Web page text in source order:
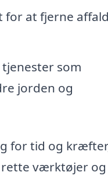
at fjerne
som
jorden og
for tid og
rette værktøjer og